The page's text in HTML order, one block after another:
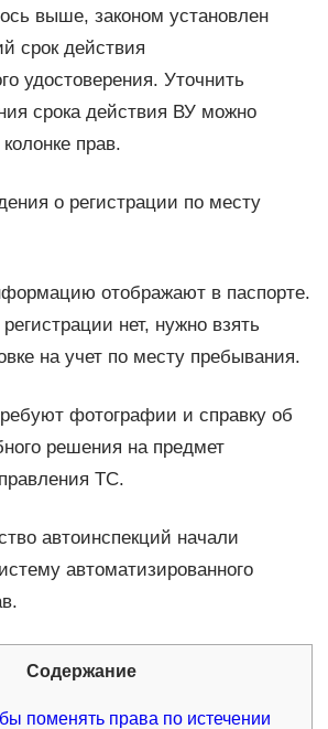
выше, законом установлен
срок действия
удостоверения. Уточнить
срока действия ВУ можно
прав.
о регистрации по месту
отображают в паспорте.
нет, нужно взять
на учет по месту пребывания.
фотографии и справку об
решения на предмет
ТС.
автоинспекций начали
автоматизированного
Содержание
поменять права по истечении